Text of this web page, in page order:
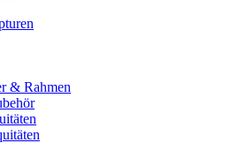
& Rahmen